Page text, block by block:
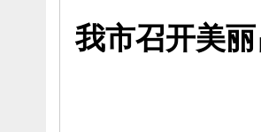
我市召开美